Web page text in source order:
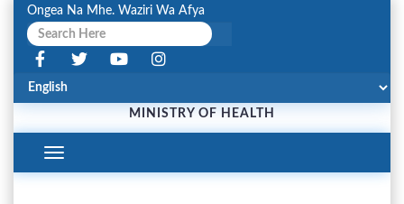
Ongea Na Mhe. Waziri Wa Afya
MINISTRY OF HEALTH
Toggle
Navigation